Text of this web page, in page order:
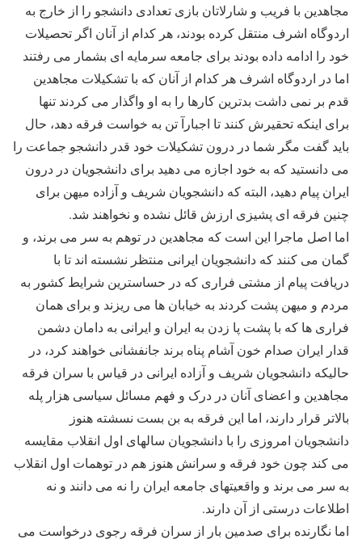
مجاهدین با فریب و شارلاتان بازی تعدادی دانشجو را از خارج به
اردوگاه اشرف منتقل کرده بودند، هر کدام از آنان اگر تحصیلات
خود را ادامه داده بودند برای جامعه سرمایه ای بشمار می رفتند
اما در اردوگاه اشرف هر کدام از آنان که با تشکیلات مجاهدین
قدم بر نمی داشت بدترین کارها را به او واگذار می کردند تنها
برای اینکه تحقیرش کنند تا اجبارآ تن به خواست فرقه دهد، حال
باید گفت مگر شما در درون تشکیلات خود قدر دانشجو جماعت را
می دانستید که به خود اجازه می دهید برای دانشجویان در درون
ایران پیام دهید، البته که دانشجویان شریف و آزاده میهن برای
چنین فرقه ای پشیزی ارزش قائل نشده و نخواهند شد.
اما اصل ماجرا این است که مجاهدین در توهم به سر می برند، و
گمان می کنند که دانشجویان ایرانی منتظر نشسته اند تا با
دریافت پیام از مشتی فراری که در حساسترین شرایط کشور به
مردم و میهن پشت کردند به خیابان ها می ریزند و برای همان
فراری ها که با پشت پا زدن به ایران و ایرانی به دامان دشمن
قدار ایران صدام خون آشام پناه برند جانفشانی خواهند کرد، در
حالیکه دانشجویان شریف و آزاده ایرانی در قیاس با سران فرقه
مجاهدین و اعضای آنان در درک و فهم مسائل سیاسی هزار پله
بالاتر قرار دارند، اما این فرقه به بن بست نسشته هنوز
دانشجویان امروزی را با دانشجویان سالهای اول انقلاب مقایسه
می کند چون خود فرقه و سرانش هنوز هم در توهمات اول انقلاب
به سر می برند و واقعیتهای جامعه ایران را نه می دانند و نه
اطلاعات درستی از آن دارند.
اما نگارنده برای صدمین بار از سران فرقه رجوی درخواست می